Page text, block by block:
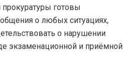
прокуратуры готовы
о любых ситуациях,
о нарушении
экзаменационной и приёмной